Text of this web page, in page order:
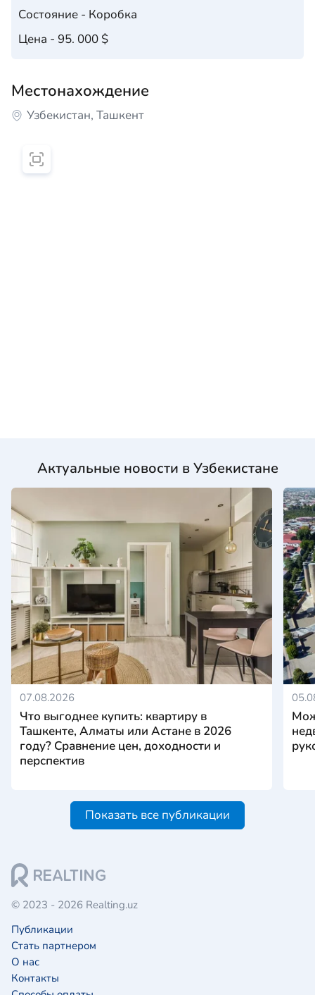
Состояние - Коробка
Цена - 95. 000 $
Местонахождение
Узбекистан, Ташкент
Актуальные новости в Узбекистане
07.08.2026
Что выгоднее купить: квартиру в
Ташкенте, Алматы или Астане в 2026
году? Сравнение цен, доходности и
перспектив
Показать все публикации
© 2023 - 2026 Realting.uz
Публикации
Стать партнером
О нас
Контакты